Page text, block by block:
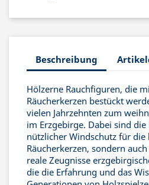
Beschreibung
Hölzerne Rauchfiguren, die
Räucherkerzen bestückt
vielen Jahrzehnten zum
im Erzgebirge. Dabei sind
nützlicher Windschutz für die
Räucherkerzen, sondern
reale Zeugnisse
die die Erfahrung und das